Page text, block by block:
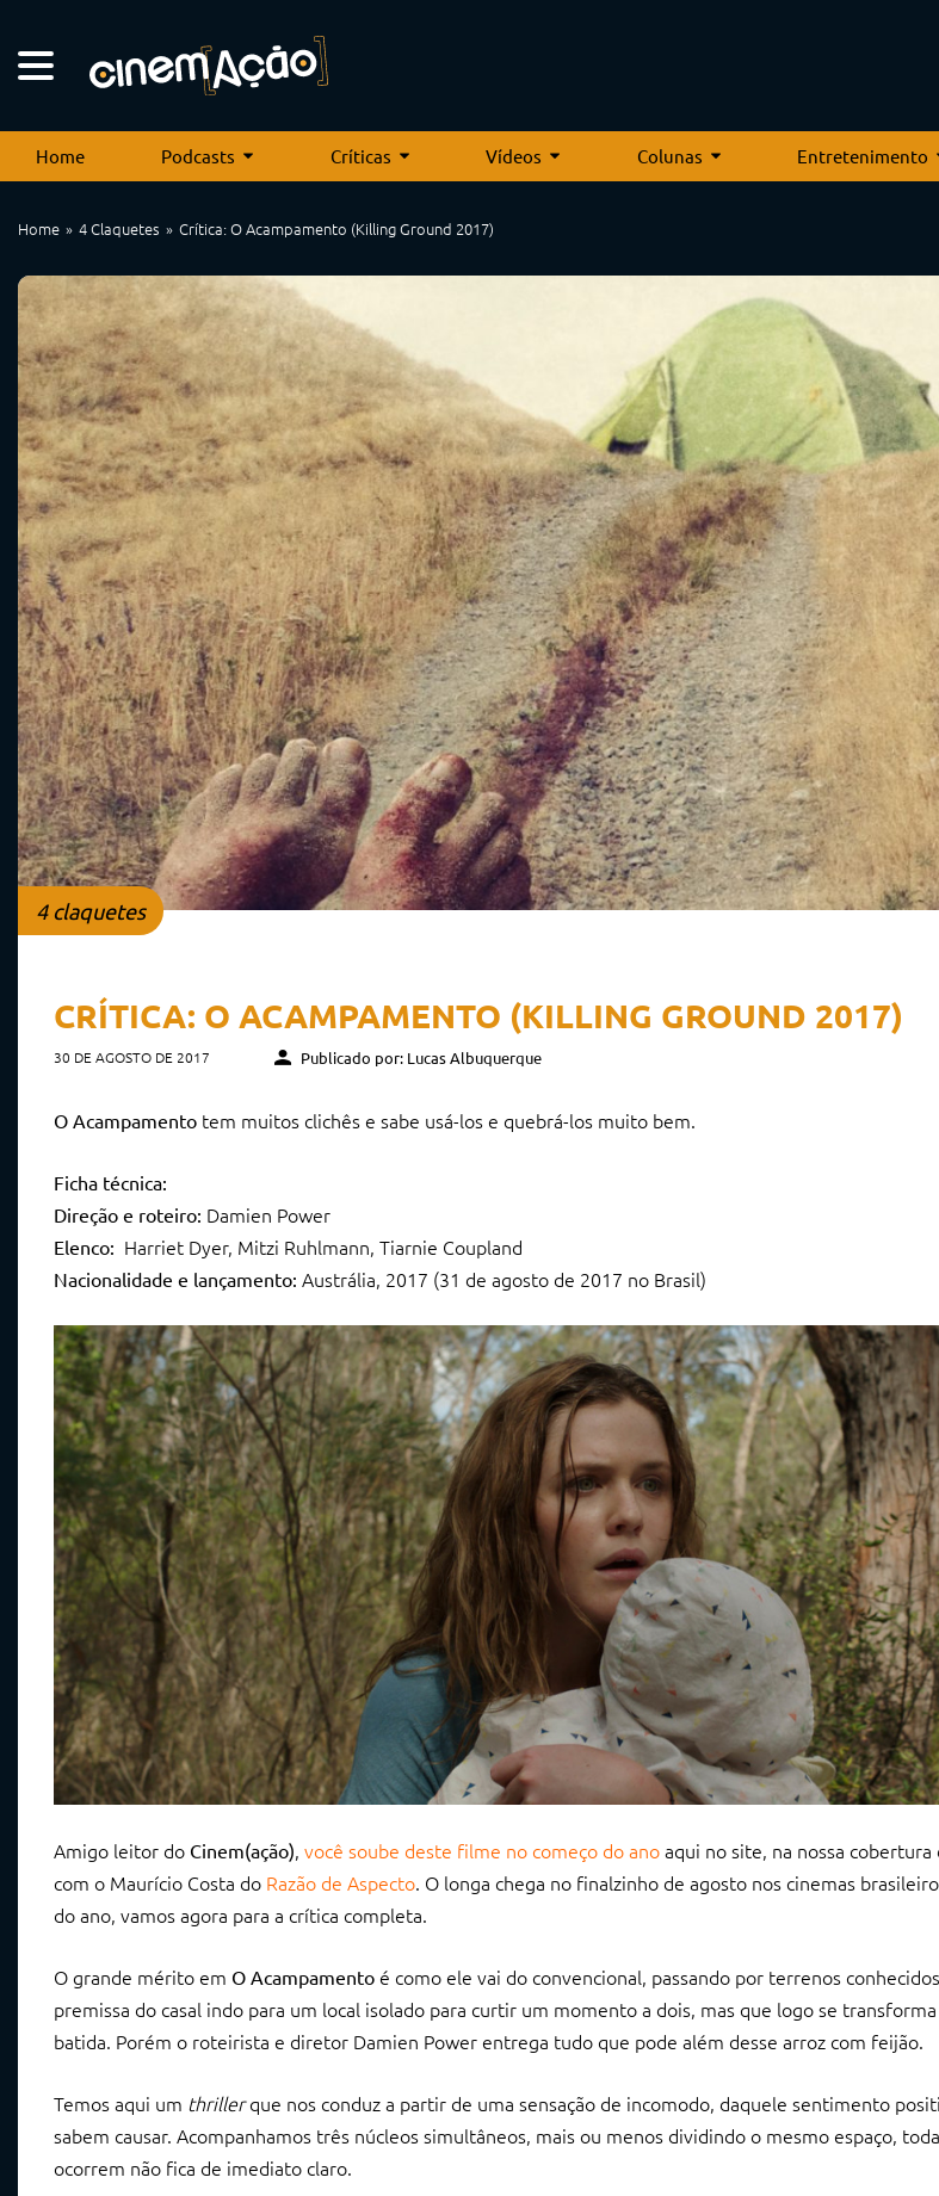
Home Podcasts Críticas Vídeos Colunas Entretenimento
Home 4 Claquetes Crítica: O Acampamento (Killing Ground 2017)
4 claquetes
CRÍTICA: O ACAMPAMENTO (KILLING GROUND 2017)
30 DE AGOSTO DE 2017 Publicado por: Lucas Albuquerque
O Acampamento tem muitos clichês e sabe usá-los e quebrá-los muito bem.
Ficha técnica:
Direção e roteiro: Damien Power
Elenco: Harriet Dyer, Mitzi Ruhlmann, Tiarnie Coupland
Nacionalidade e lançamento: Austrália, 2017 (31 de agosto de 2017 no Brasil)
Amigo leitor do Cinem(ação), você soube deste filme no começo do anoaqui no site, na nossa cobertura
com o Maurício Costa do Razão de Aspecto. O longa chega no finalzinho de agosto nos cinemas
do ano, vamos agora para a crítica completa.
O grande mérito em O Acampamento é como ele vai do convencional, passando por terrenos
premissa do casal indo para um local isolado para curtir um momento a dois, mas que logo se
batida. Porém o roteirista e diretor Damien Power entrega tudo que pode além desse arroz com feijão.
Temos aqui um thrillerque nos conduz a partir de uma sensação de incomodo, daquele sentimento
sabem causar. Acompanhamos três núcleos simultâneos, mais ou menos dividindo o mesmo espaço,
ocorrem não fica de imediato claro.